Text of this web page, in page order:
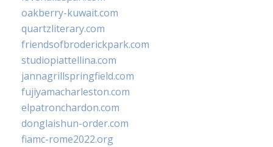
oakberry-kuwait.com
quartzliterary.com
friendsofbroderickpark.com
studiopiattellina.com
jannagrillspringfield.com
fujiyamacharleston.com
elpatronchardon.com
donglaishun-order.com
fiamc-rome2022.org